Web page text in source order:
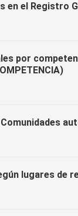
el Registro
por
lugares de